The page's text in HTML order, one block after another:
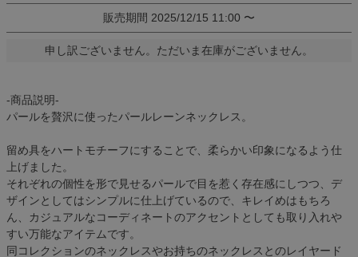
販売期間 2025/12/15 11:00 〜
申し訳ございません。ただいま在庫がございません。
-商品説明-
パールを贅沢に使ったパールレーンネックレス。
留め具をハートモチーフにすることで、柔らかい印象になるよう仕
上げました。
それぞれの個性を形で見せるパールで目を惹く存在感にしつつ、デ
ザインとしてはシンプルに仕上げているので、キレイめはもちろ
ん、カジュアルなコーディネートのアクセントとしても取り入れや
すい万能なアイテムです。
同コレクションのネックレスやお持ちのネックレスとのレイヤード